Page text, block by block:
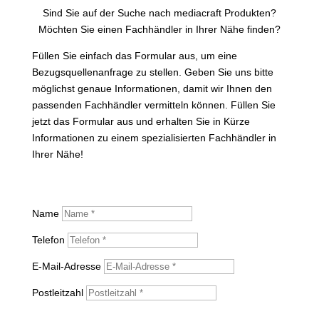
Sind Sie auf der Suche nach mediacraft Produkten?
Möchten Sie einen Fachhändler in Ihrer Nähe finden?
Füllen Sie einfach das Formular aus, um eine
Bezugsquellenanfrage zu stellen. Geben Sie uns bitte
möglichst genaue Informationen, damit wir Ihnen den
passenden Fachhändler vermitteln können. Füllen Sie
jetzt das Formular aus und erhalten Sie in Kürze
Informationen zu einem spezialisierten Fachhändler in
Ihrer Nähe!
Name
Telefon
E-Mail-Adresse
Postleitzahl